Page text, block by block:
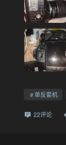
单反套机
22评论